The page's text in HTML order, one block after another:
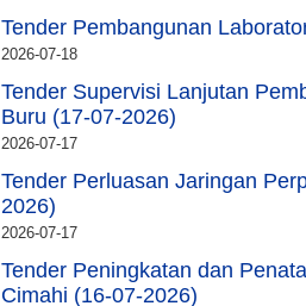
Tender Pembangunan
2026-07-18
Tender Supervisi Lanjutan
Buru (17-07-2026)
2026-07-17
Tender Perluasan Jaringan
2026)
2026-07-17
Tender Peningkatan dan
Cimahi (16-07-2026)